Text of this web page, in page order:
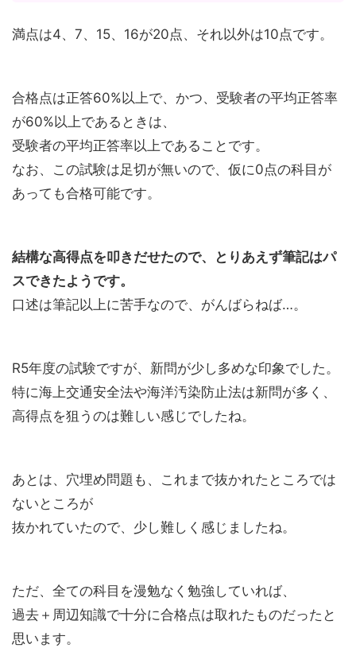
満点は4、7、15、16が20点、それ以外は10点です。
合格点は正答60%以上で、かつ、受験者の平均正答率
が60%以上であるときは、
受験者の平均正答率以上であることです。
なお、この試験は足切が無いので、仮に0点の科目が
あっても合格可能です。
結構な高得点を叩きだせたので、とりあえず筆記はパ
スできたようです。
口述は筆記以上に苦手なので、がんばらねば…。
R5年度の試験ですが、新問が少し多めな印象でした。
特に海上交通安全法や海洋汚染防止法は新問が多く、
高得点を狙うのは難しい感じでしたね。
あとは、穴埋め問題も、これまで抜かれたところでは
ないところが
抜かれていたので、少し難しく感じましたね。
ただ、全ての科目を漫勉なく勉強していれば、
過去＋周辺知識で十分に合格点は取れたものだったと
思います。